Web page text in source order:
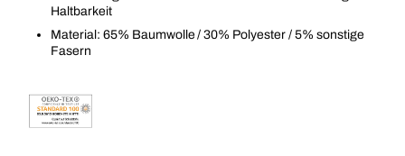
Haltbarkeit
Material: 65% Baumwolle / 30% Polyester / 5% sonstige
Fasern